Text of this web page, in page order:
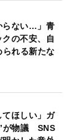
らない…」青
の不安、自
られる新たな
てほしい」ガ
が物議 SNS